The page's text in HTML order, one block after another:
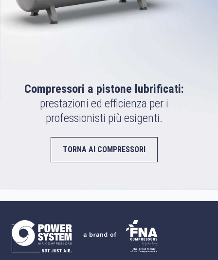
Compressori a pistone lubrificati:
prestazioni ed efficienza per i
professionisti più esigenti.
TORNA AI COMPRESSORI